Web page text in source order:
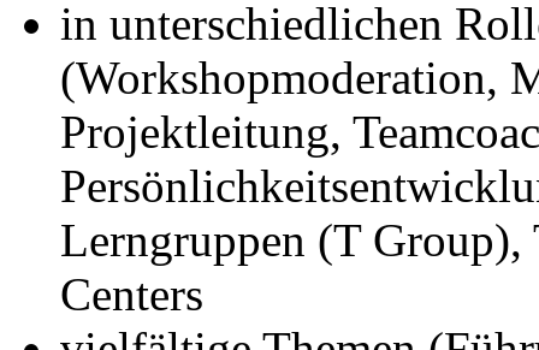
in unterschiedlichen
(Workshopmoderation,
Projektleitung,
Lerngruppen (T Group),
Centers